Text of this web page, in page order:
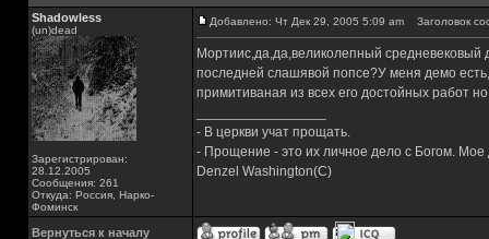
Shadowless
(un)dead
Зарегистрирован:
28.12.2005
Сообщения: 261
Откуда: Россия, Нарко-
Фоминск
Добавлено: Чт Дек 29, 2005 5:09 am Заголовок
Мортиис,да,да,великолепный средневековый
последней слашявой попсе?У меня демо
примитиваная из всех его достойных работ
- В церкви учат прощать.
- Прощение - это их личное дело с Богом. Мое
Denzel Washington(C)
Вернуться к началу